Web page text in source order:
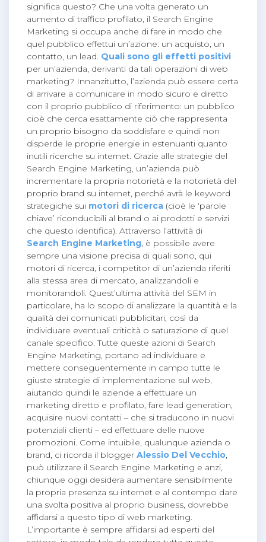
significa questo? Che una volta generato un
aumento di traffico profilato, il Search Engine
Marketing si occupa anche di fare in modo che
quel pubblico effettui un’azione: un acquisto, un
contatto, un lead. Quali sono gli effetti positivi
per un’azienda, derivanti da tali operazioni di web
marketing? Innanzitutto, l’azienda può essere certa
di arrivare a comunicare in modo sicuro e diretto
con il proprio pubblico di riferimento: un pubblico
cioè che cerca esattamente ciò che rappresenta
un proprio bisogno da soddisfare e quindi non
disperde le proprie energie in estenuanti quanto
inutili ricerche su internet. Grazie alle strategie del
Search Engine Marketing, un’azienda può
incrementare la propria notorietà e la notorietà del
proprio brand su internet, perché avrà le keyword
strategiche sui motori di ricerca (cioè le ‘parole
chiave’ riconducibili al brand o ai prodotti e servizi
che questo identifica). Attraverso l’attività di
Search Engine Marketing, è possibile avere
sempre una visione precisa di quali sono, qui
motori di ricerca, i competitor di un’azienda riferiti
alla stessa area di mercato, analizzandoli e
monitorandoli. Quest’ultima attività del SEM in
particolare, ha lo scopo di analizzare la quantità e la
qualità dei comunicati pubblicitari, così da
individuare eventuali criticità o saturazione di quel
canale specifico. Tutte queste azioni di Search
Engine Marketing, portano ad individuare e
mettere conseguentemente in campo tutte le
giuste strategie di implementazione sul web,
aiutando quindi le aziende a effettuare un
marketing diretto e profilato, fare lead generation,
acquisire nuovi contatti – che si traducono in nuovi
potenziali clienti – ed effettuare delle nuove
promozioni. Come intuibile, qualunque azienda o
brand, ci ricorda il blogger Alessio Del Vecchio,
può utilizzare il Search Engine Marketing e anzi,
chiunque oggi desidera aumentare sensibilmente
la propria presenza su internet e al contempo dare
una svolta positiva al proprio business, dovrebbe
affidarsi a questo tipo di web marketing.
L’importante è sempre affidarsi ad esperti del